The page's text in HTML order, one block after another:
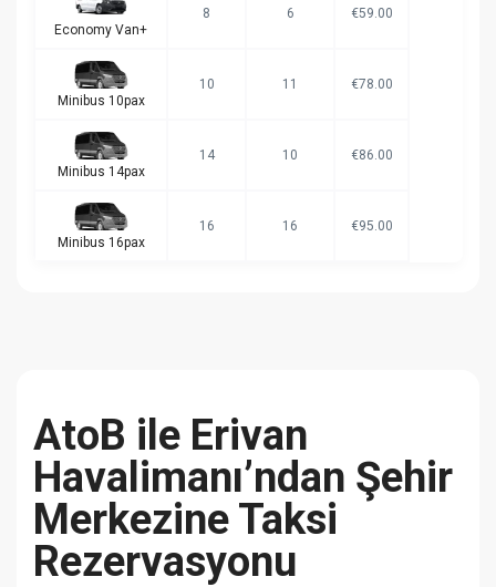
Economy Van+
8 6 €59.00
Minibus 10pax
10 11 €78.00
Minibus 14pax
14 10 €86.00
Minibus 16pax
16 16 €95.00
AtoB ile Erivan
Havalimanı’ndan Şehir
Merkezine Taksi
Rezervasyonu